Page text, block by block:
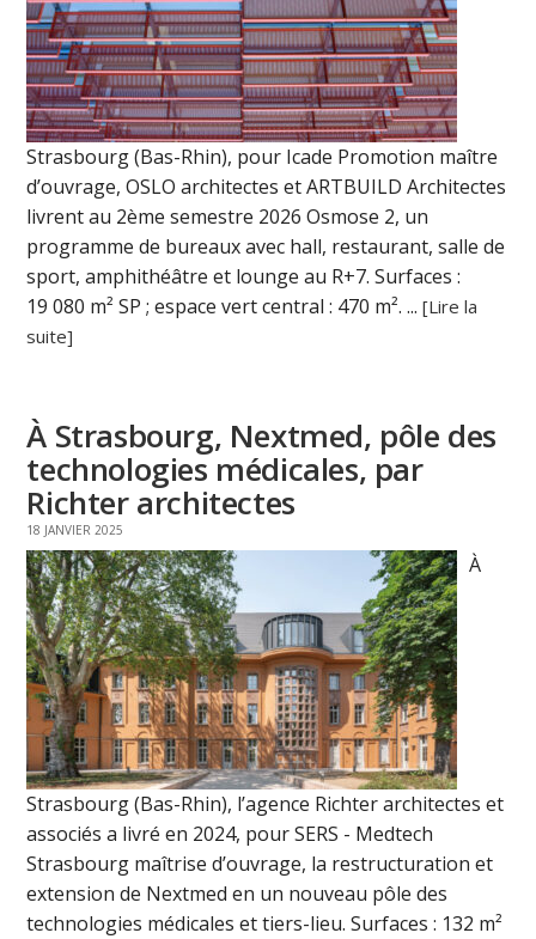
Strasbourg (Bas-Rhin), pour Icade Promotion maître
d’ouvrage, OSLO architectes et ARTBUILD Architectes
livrent au 2ème semestre 2026 Osmose 2, un
programme de bureaux avec hall, restaurant, salle de
sport, amphithéâtre et lounge au R+7. Surfaces :
19 080 m² SP ; espace vert central : 470 m². ...[Lire la
suite]
À Strasbourg, Nextmed, pôle des
technologies médicales, par
Richter architectes
18 JANVIER 2025
À
Strasbourg (Bas-Rhin), l’agence Richter architectes et
associés a livré en 2024, pour SERS - Medtech
Strasbourg maîtrise d’ouvrage, la restructuration et
extension de Nextmed en un nouveau pôle des
technologies médicales et tiers-lieu. Surfaces : 132 m²